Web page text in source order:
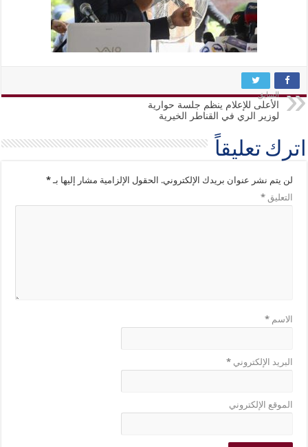
السابق
الأعلى للإعلام ينظم جلسة حوارية
لوزير الري في القناطر الخيرية
اترك تعليقاً
لن يتم نشر عنوان بريدك الإلكتروني. الحقول الإلزامية مشار إليها بـ*
التعليق*
الاسم*
البريد الإلكتروني*
الموقع الإلكتروني